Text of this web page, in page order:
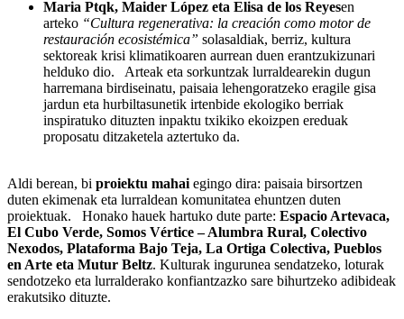
Maria Ptqk, Maider López eta Elisa de los Reyesen
arteko “Cultura regenerativa: la creación como motor de
restauración ecosistémica” solasaldiak, berriz, kultura
sektoreak krisi klimatikoaren aurrean duen erantzukizunari
helduko dio. Arteak eta sorkuntzak lurraldearekin dugun
harremana birdiseinatu, paisaia lehengoratzeko eragile gisa
jardun eta hurbiltasunetik irtenbide ekologiko berriak
inspiratuko dituzten inpaktu txikiko ekoizpen ereduak
proposatu ditzaketela aztertuko da.
Aldi berean, bi proiektu mahai egingo dira: paisaia birsortzen
duten ekimenak eta lurraldean komunitatea ehuntzen duten
proiektuak. Honako hauek hartuko dute parte: Espacio Artevaca,
El Cubo Verde, Somos Vértice – Alumbra Rural, Colectivo
Nexodos, Plataforma Bajo Teja, La Ortiga Colectiva, Pueblos
en Arte eta Mutur Beltz. Kulturak ingurunea sendatzeko, loturak
sendotzeko eta lurralderako konfiantzazko sare bihurtzeko adibideak
erakutsiko dituzte.